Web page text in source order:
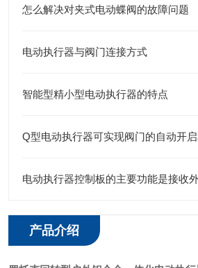
怎么解决对夹式电动蝶阀的故障问题
电动执行器与阀门连接方式
智能型精小型电动执行器的特点
Q型电动执行器可实现阀门的自动开
电动执行器控制板的主要功能是接收
产品介绍